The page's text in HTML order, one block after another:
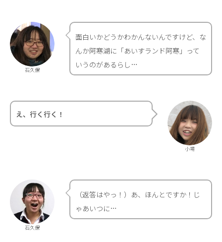
石久保
面白いかどうかわかんないんですけど、な
んか阿寒湖に「あいすランド阿寒」って
いうのがあるらし…
小場
え、行く行く！
石久保
（返答はやっ！）あ、ほんとですか！じ
ゃあいつに…